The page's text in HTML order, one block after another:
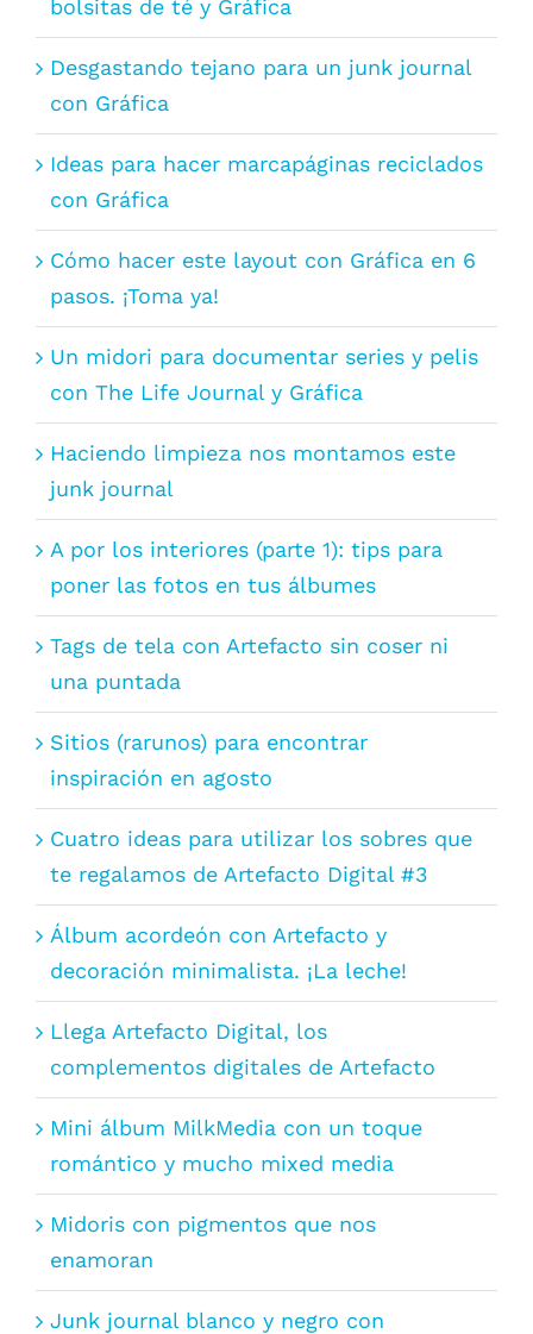
bolsitas de té y Gráfica
Desgastando tejano para un junk journal
con Gráfica
Ideas para hacer marcapáginas reciclados
con Gráfica
Cómo hacer este layout con Gráfica en 6
pasos. ¡Toma ya!
Un midori para documentar series y pelis
con The Life Journal y Gráfica
Haciendo limpieza nos montamos este
junk journal
A por los interiores (parte 1): tips para
poner las fotos en tus álbumes
Tags de tela con Artefacto sin coser ni
una puntada
Sitios (rarunos) para encontrar
inspiración en agosto
Cuatro ideas para utilizar los sobres que
te regalamos de Artefacto Digital #3
Álbum acordeón con Artefacto y
decoración minimalista. ¡La leche!
Llega Artefacto Digital, los
complementos digitales de Artefacto
Mini álbum MilkMedia con un toque
romántico y mucho mixed media
Midoris con pigmentos que nos
enamoran
Junk journal blanco y negro con